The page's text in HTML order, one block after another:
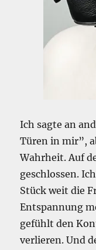
Ich sagte an
Türen in mir”,
Wahrheit. Auf
geschlossen.
Stück weit die
Entspannung
gefühlt den
verlieren. Und